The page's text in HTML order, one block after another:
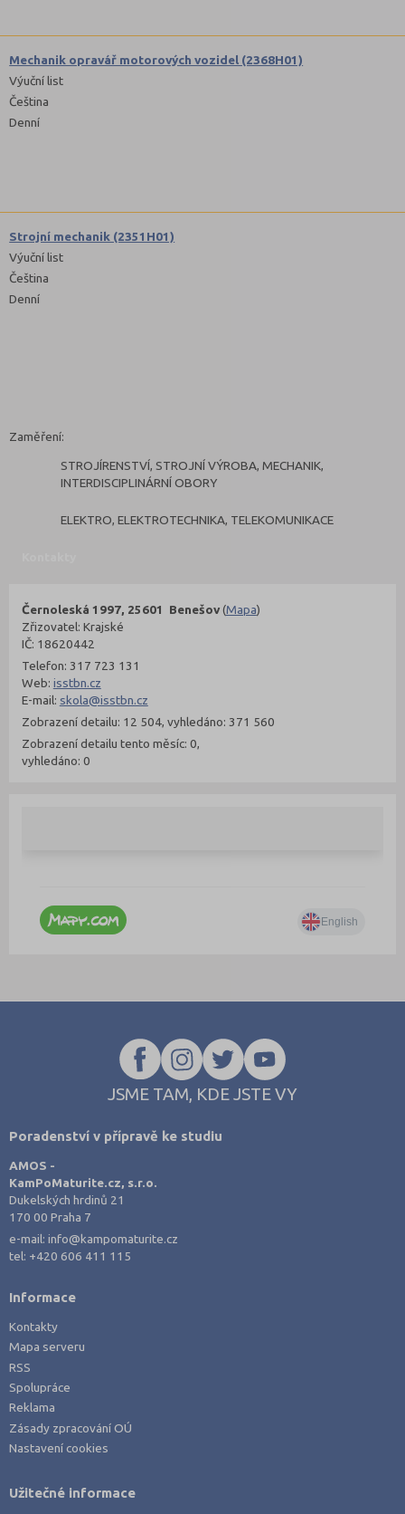
Mechanik opravář motorových vozidel (2368H01)
Výuční list
Čeština
Denní
Strojní mechanik (2351H01)
Výuční list
Čeština
Denní
Zaměření:
STROJÍRENSTVÍ, STROJNÍ VÝROBA, MECHANIK,
INTERDISCIPLINÁRNÍ OBORY
ELEKTRO, ELEKTROTECHNIKA, TELEKOMUNIKACE
Černoleská 1997, 25601 Benešov(Mapa)
Zřizovatel: Krajské
IČ: 18620442
Telefon: 317 723 131
Web: isstbn.cz
E-mail: skola@isstbn.cz
Zobrazení detailu: 12 504, vyhledáno: 371 560
Zobrazení detailu tento měsíc: 0,
vyhledáno: 0
JSME TAM, KDE JSTE VY
Poradenství v přípravě ke studiu
AMOS -
KamPoMaturite.cz, s.r.o.
Dukelských hrdinů 21
170 00 Praha 7
e-mail:info@kampomaturite.cz
tel: +420 606 411 115
Informace
Kontakty
Mapa serveru
RSS
Spolupráce
Reklama
Zásady zpracování OÚ
Nastavení cookies
Užitečné informace